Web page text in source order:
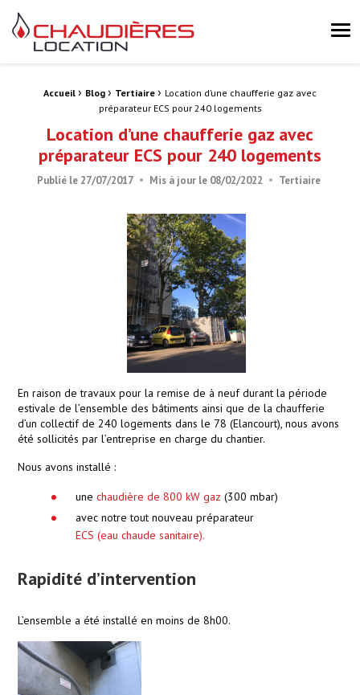
Chaudières Location Location de chaudière et chaufferie mobile
Fil d'Ariane :
Accueil › Blog › Tertiaire › Location d’une chaufferie gaz avec
préparateur ECS pour 240 logements
Location d’une chaufferie gaz avec
préparateur ECS pour 240 logements
Publié le 27/07/2017 Mis à jour le 08/02/2022 Tertiaire
En raison de travaux pour la remise de à neuf durant la période
estivale de l’ensemble des bâtiments ainsi que de la chaufferie
d’un collectif de 240 logements dans le 78 (Elancourt), nous avons
été sollicités par l’entreprise en charge du chantier.
Nous avons installé :
une chaudière de 800 kW gaz (300 mbar)
avec notre tout nouveau préparateur
ECS (eau chaude sanitaire).
Rapidité d’intervention
L’ensemble a été installé en moins de 8h00.